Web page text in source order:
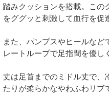
踏みクッションを搭載。この
をググッと刺激して血行を促
また、パンプスやヒールな
レートループで足指間を優し
丈は足首までのミドル丈で、
たりが柔らかなやわふわリブ